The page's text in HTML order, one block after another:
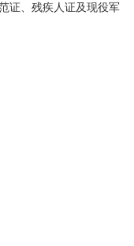
范证、残疾人证及现役军